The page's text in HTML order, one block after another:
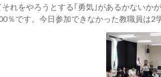
れをやろうとする｢勇気｣があるかないか
％です。今日参加できなかった教職員は2